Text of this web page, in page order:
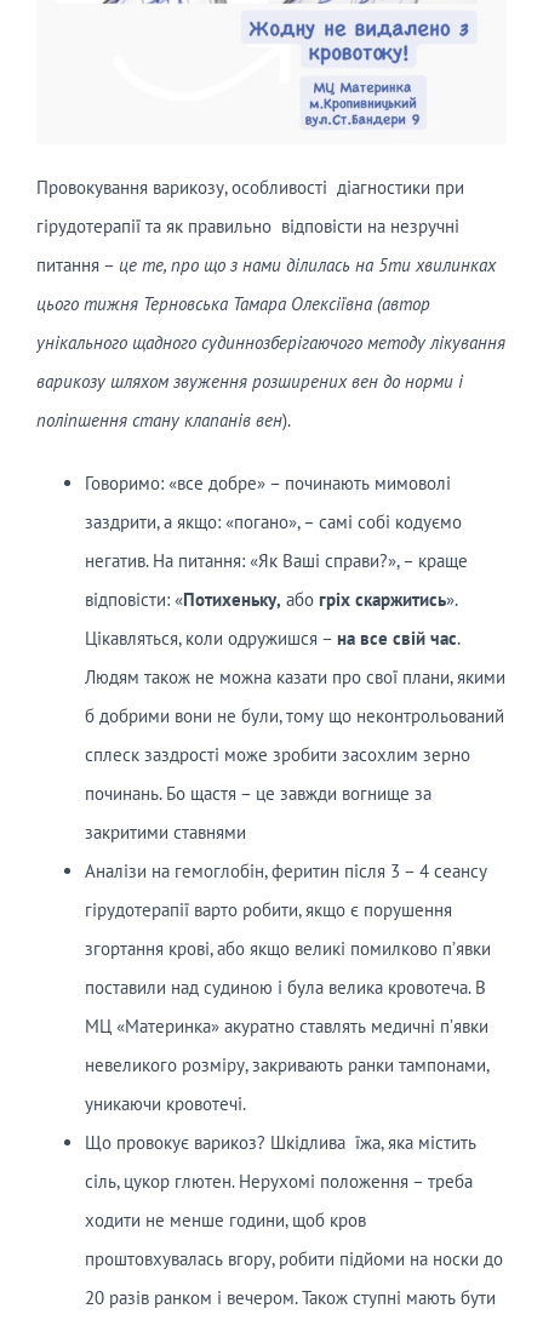
Провокування варикозу, особливості діагностики при
гірудотерапії та як правильно відповісти на незручні
питання – це те, про що з нами ділилась на 5ти хвилинках
цього тижня Терновська Тамара Олексіївна (автор
унікального щадного судиннозберігаючого методу лікування
варикозу шляхом звуження розширених вен до норми і
поліпшення стану клапанів вен).
Говоримо: «все добре» – починають мимоволі
заздрити, а якщо: «погано», – самі собі кодуємо
негатив. На питання: «Як Ваші справи?», – краще
відповісти: «Потихеньку, або гріх скаржитись».
Цікавляться, коли одружишся – на все свій час.
Людям також не можна казати про свої плани, якими
б добрими вони не були, тому що неконтрольований
сплеск заздрості може зробити засохлим зерно
починань. Бо щастя – це завжди вогнище за
закритими ставнями
Аналізи на гемоглобін, феритин після 3 – 4 сеансу
гірудотерапії варто робити, якщо є порушення
згортання крові, або якщо великі помилково п’явки
поставили над судиною і була велика кровотеча. В
МЦ «Материнка» акуратно ставлять медичні п’явки
невеликого розміру, закривають ранки тампонами,
уникаючи кровотечі.
Що провокує варикоз? Шкідлива їжа, яка містить
сіль, цукор глютен. Нерухомі положення – треба
ходити не менше години, щоб кров
проштовхувалась вгору, робити підйоми на носки до
20 разів ранком і вечером. Також ступні мають бути